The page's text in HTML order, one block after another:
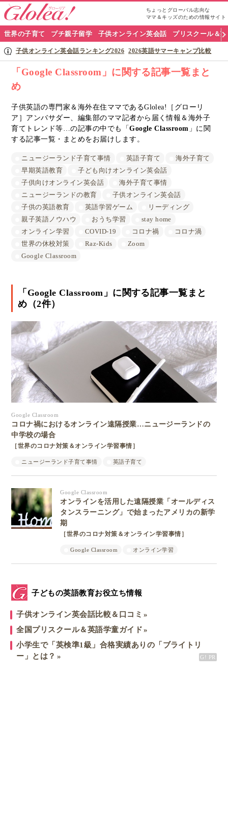
ちょっとグローバル志向な
ママ＆キッズのための情報サイト
グ
ロ
リ
ア
ナ
世界の子育て プチ親子留学 子供オンライン英会話 プリスクール＆
子供オンライン英会話ランキング2026 2026英語サマーキャンプ比較
「Google Classroom」に関する記事一覧まと
め
子供英語の専門家＆海外在住ママであるGlolea!［グローリ
ア］アンバサダー、編集部のママ記者から届く情報＆海外子
育てトレンド等…の記事の中でも「Google Classroom 」に関
する記事一覧・まとめをお届けします。
ニュージーランド子育て事情 英語子育て
海外子育て
早期英語教育
子ども向けオンライン英会話
子供向けオンライン英会話
海外子育て事情
ニュージーランドの教育
子供オンライン英会話
子供の英語教育
英語学習ゲーム
リーディング
親子英語ノウハウ
おうち学習
stay home
オンライン学習
COVID-19 コロナ禍
コロナ渦
世界の休校対策
Raz-Kids
Zoom
Google Classroom
「Google Classroom」に関する記事一覧まと
め（2件）
Google Classroom
コロナ禍におけるオンライン遠隔授業…ニュージーランドの
中学校の場合
［世界のコロナ対策＆オンライン学習事情］
ニュージーランド子育て事情 英語子育て
Google Classroom
オンラインを活用した遠隔授業「オールディス
タンスラーニング」で始まったアメリカの新学
期
［世界のコロナ対策＆オンライン学習事情］
Google Classroom オンライン学習
子どもの英語教育お役立ち情報
子供オンライン英会話比較＆口コミ
全国プリスクール＆英語学童ガイド
小学生で「英検準1級」合格実績ありの「ブライトリ
ー」とは？